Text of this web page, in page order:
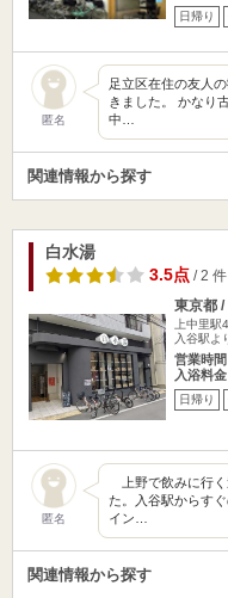
日帰り
匿名
足立区在住の友人
きました。 かなり
中…
関連情報から探す
白水湯
3.5点/ 2 件
東京都 /
上中里駅
入谷駅よ
営業時
入浴料
日帰り
匿名
上野で飲みに行く
た。入谷駅からす
イン…
関連情報から探す